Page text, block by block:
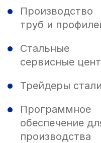
Производство
труб и
Стальные
сервисные
Трейдеры стали
Программное
обеспечение
производства